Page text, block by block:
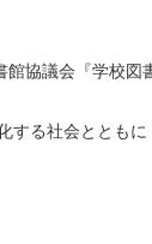
館協議会『学校図
する社会とともに